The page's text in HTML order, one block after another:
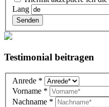
Lang
Senden
Testimonial beitragen
Testimonial
DE
(overlay)
Anrede *
Vorname *
Nachname *